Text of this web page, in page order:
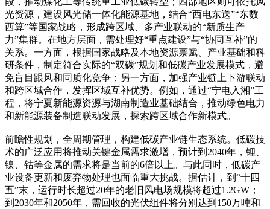
光资源，建设风光储一体化能源基地，结合“西电东送”“东数
西算”等国家战略，形成跨区域、多产业联动的“新质生产
力”集群。在地方层面，需处理好“重点建设”与“协同互补”的
关系。一方面，根据国家战略及本地资源禀赋、产业基础和科
研条件，制定符合实际的“双碳”规划和低碳产业发展模式，避
免盲目跟风和同质化竞争；另一方面，加强产业链上下游联动
和跨区域合作，发挥区域互补优势。例如，通过“宁电入湘”工
程，将宁夏新能源资源与湖南制造业基础结合，推动绿色电力
和新能源装备制造联动发展，探索跨区域合作新模式。
前瞻性规划，全周期管理，构建低碳产业链生态系统。低碳技
术的广泛应用将推动关键金属需求激增，预计到2040年，锂、
镍、钴等金属的需求将是当前的6倍以上。与此同时，低碳产
业设备更新和废弃物处理也面临重大挑战。据估计，到“十四
五”末，运行时长超过20年的老旧风电场规模将超过1.2GW；
到2030年和2050年，需回收的光伏组件将分别达到150万吨和